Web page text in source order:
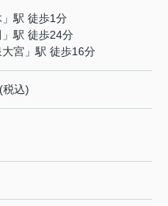
」駅 徒歩1分
」駅 徒歩24分
大宮 」駅 徒歩16分
税込)